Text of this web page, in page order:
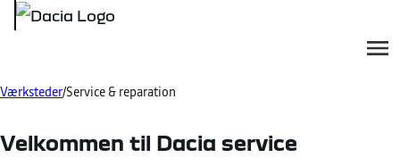
Værksteder Service & reparation
Velkommen til Dacia service